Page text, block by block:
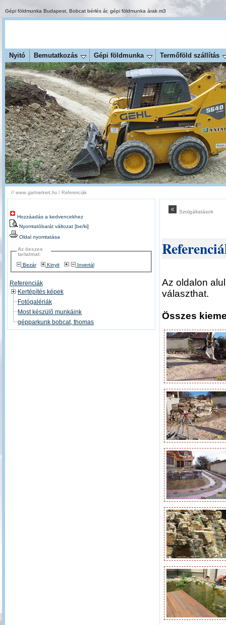
Gépi földmunka Budapest Bobcat bérlés ár, gépi földmunka árak m3
Nyitó Bemutatkozás Gépi földmunka Termőföld szállítás
// www.gartnerkert.hu / Referenciák
Hozzáadás a kedvencekhez
Nyomtatóbarát változat [be/ki]
Oldal nyomtatása
Az összes
tartalmat:
Bezár
Kinyit Invertál
Referenciák
Kertépítés képek
Fotógalériák
Most készülõ munkáink
gépparkunk bobcat, thomas
Szolgáltatások
Az oldalon
választhat.
Összes